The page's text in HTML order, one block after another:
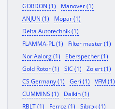
GORDON (1)
Manover (1)
ANJUN (1)
Mopar (1)
Delta Autotechnik (1)
FLAMMA-PL (1)
Filter master (1)
Nor Aalorg (1)
Eberspecher (1)
Gold Rotor (1)
SIC (1)
Zolert (1)
CS Germany (1)
Geri (1)
VFM (1)
CUMMINS (1)
Daikin (1)
RBLT (1)
Ferroz (1)
Sibтэк (1)